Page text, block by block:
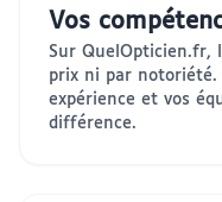
Vos
Sur QuelOpticien.fr,
prix ni par
expérience et vos
différence.